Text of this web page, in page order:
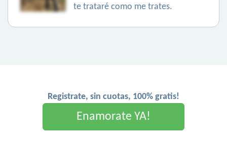
te trataré como me trates.
Registrate, sin cuotas, 100% gratis!
Enamorate YA!